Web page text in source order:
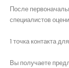
После
специалистов
1 точка контакта
Вы получаете